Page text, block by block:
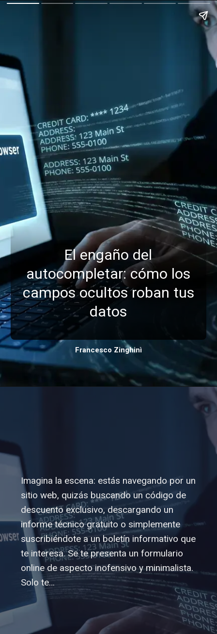
El engaño del
autocompletar: cómo los
campos ocultos roban tus
datos
Francesco Zinghinì
Imagina la escena: estás navegando por un
sitio web, quizás buscando un código de
descuento exclusivo, descargando un
informe técnico gratuito o simplemente
suscribiéndote a un boletín informativo que
te interesa. Se te presenta un formulario
online de aspecto inofensivo y minimalista.
Solo te…